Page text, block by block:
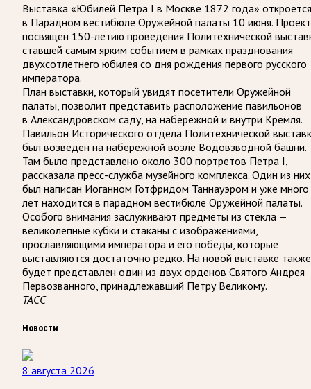
Выставка «Юбилей Петра I в Москве 1872 года» откроется
в Парадном вестибюле Оружейной палаты 10 июня. Проект
посвящён 150-летию проведения Политехнической
ставшей самым ярким событием в рамках празднования
двухсотлетнего юбилея со дня рождения первого русского
императора.
План выставки, который увидят посетители Оружейной
палаты, позволит представить расположение павильонов
в Александровском саду, на набережной и внутри Кремля.
Павильон Исторического отдела Политехнической
был возведен на набережной возле Водовзводной башни.
Там было представлено около 300 портретов Петра I,
рассказала пресс-служба музейного комплекса. Один из них
был написан Иоганном Готфридом Таннауэром и уже много
лет находится в парадном вестибюле Оружейной палаты.
Особого внимания заслуживают предметы из стекла —
великолепные кубки и стаканы с изображениями,
прославляющими императора и его победы, которые
выставляются достаточно редко. На новой выставке также
будет представлен один из двух орденов Святого Андрея
Первозванного, принадлежавший Петру Великому.
ТАСС
Новости
8 августа 2026